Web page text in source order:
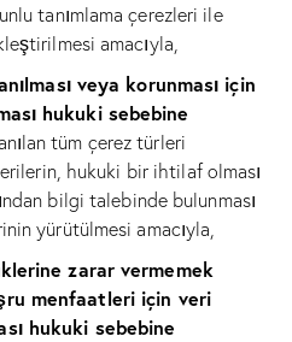
tanımlama çerezleri ile
amacıyla,
veya korunması için
hukuki sebebine
tüm çerez türleri
hukuki bir ihtilaf olması
bilgi talebinde bulunması
yürütülmesi amacıyla,
zarar vermemek
menfaatleri için veri
hukuki sebebine